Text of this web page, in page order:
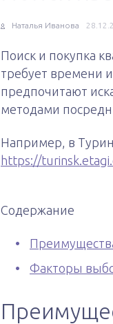
Наталья Иванова
Поиск и покупка
требует времени
предпочитают
методами
Например, в
https://
Содержание
Факторы